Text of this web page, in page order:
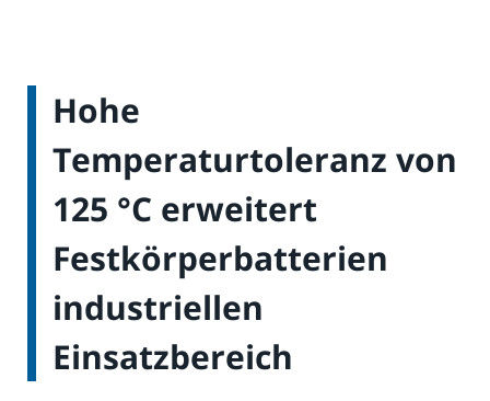
Hohe
Temperaturtoleranz von
125 °C erweitert
Festkörperbatterien
industriellen
Einsatzbereich